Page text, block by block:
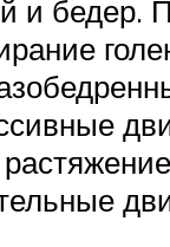
и бедер.